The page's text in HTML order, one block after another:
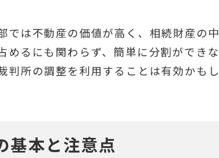
では不動産の価値が高く、相続財産の中
めるにも関わらず、簡単に分割ができな
判所の調整を利用することは有効かもし
基本と注意点